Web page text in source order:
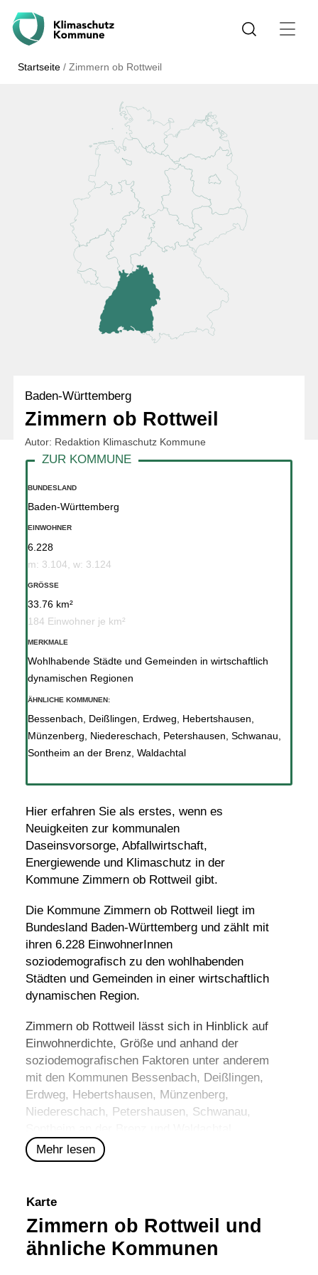
Startseite /Zimmern ob Rottweil
Baden-Württemberg
Zimmern ob Rottweil
Autor: Redaktion Klimaschutz Kommune
Hier erfahren Sie als erstes, wenn es
Neuigkeiten zur kommunalen
Daseinsvorsorge, Abfallwirtschaft,
Energiewende und Klimaschutz in der
Kommune Zimmern ob Rottweil gibt.
Die Kommune Zimmern ob Rottweil liegt im
Bundesland Baden-Württemberg und zählt mit
ihren 6.228 EinwohnerInnen
soziodemografisch zu den wohlhabenden
Städten und Gemeinden in einer wirtschaftlich
dynamischen Region.
Zimmern ob Rottweil lässt sich in Hinblick auf
Einwohnerdichte, Größe und anhand der
soziodemografischen Faktoren unter anderem
mit den Kommunen Bessenbach, Deißlingen,
Erdweg, Hebertshausen, Münzenberg,
Niedereschach, Petershausen, Schwanau,
vergleichen.
Mehr lesen
BUNDESLAND
Baden-Württemberg
EINWOHNER
6.228
m: 3.104, w: 3.124
GRÖSSE
33.76 km²
184 Einwohner je km²
MERKMALE
Wohlhabende Städte und Gemeinden in wirtschaftlich
dynamischen Regionen
ÄHNLICHE KOMMUNEN:
Bessenbach Deißlingen Erdweg Hebertshausen
Münzenberg
Niedereschach Petershausen Schwanau
Sontheim an der Brenz, Waldachtal
Karte
Zimmern ob Rottweil und
ähnliche Kommunen